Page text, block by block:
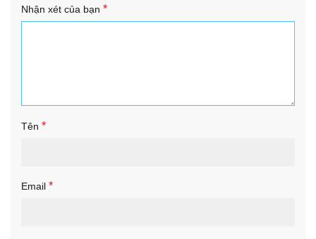
Nhận xét của bạn *
Tên *
Email *